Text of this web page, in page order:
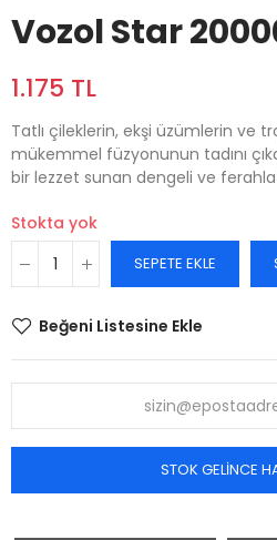
Vozol Star
1.175 TL
Tatlı çileklerin, ekşi üzümlerin ve
mükemmel füzyonunun tadını
bir lezzet sunan dengeli ve
Stokta yok
SEPETE EKLE
Beğeni Listesine Ekle
STOK GELINCE